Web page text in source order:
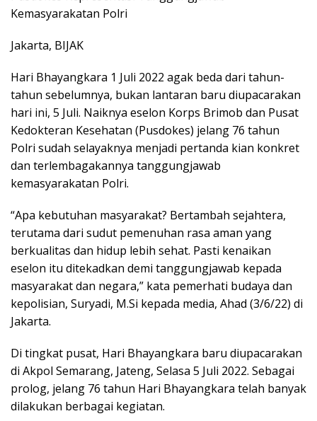
Kemasyarakatan Polri
Jakarta, BIJAK
Hari Bhayangkara 1 Juli 2022 agak beda dari tahun-
tahun sebelumnya, bukan lantaran baru diupacarakan
hari ini, 5 Juli. Naiknya eselon Korps Brimob dan Pusat
Kedokteran Kesehatan (Pusdokes) jelang 76 tahun
Polri sudah selayaknya menjadi pertanda kian konkret
dan terlembagakannya tanggungjawab
kemasyarakatan Polri.
“Apa kebutuhan masyarakat? Bertambah sejahtera,
terutama dari sudut pemenuhan rasa aman yang
berkualitas dan hidup lebih sehat. Pasti kenaikan
eselon itu ditekadkan demi tanggungjawab kepada
masyarakat dan negara,” kata pemerhati budaya dan
kepolisian, Suryadi, M.Si kepada media, Ahad (3/6/22) di
Jakarta.
Di tingkat pusat, Hari Bhayangkara baru diupacarakan
di Akpol Semarang, Jateng, Selasa 5 Juli 2022. Sebagai
prolog, jelang 76 tahun Hari Bhayangkara telah banyak
dilakukan berbagai kegiatan.